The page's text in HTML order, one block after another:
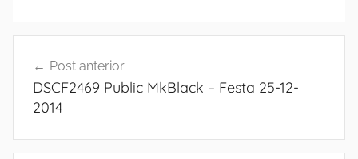
de
Post
Post anterior
DSCF2469 Public MkBlack – Festa 25-12-
2014